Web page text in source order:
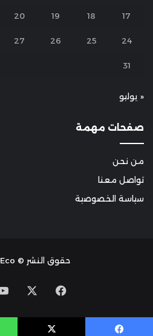
17
18
19
20
24
25
26
27
31
« يوليو
صفحات مهمة
من نحن
تواصل معنا
سياسة الخصوصية
حقوق النشر © Oriental Eco
Facebook